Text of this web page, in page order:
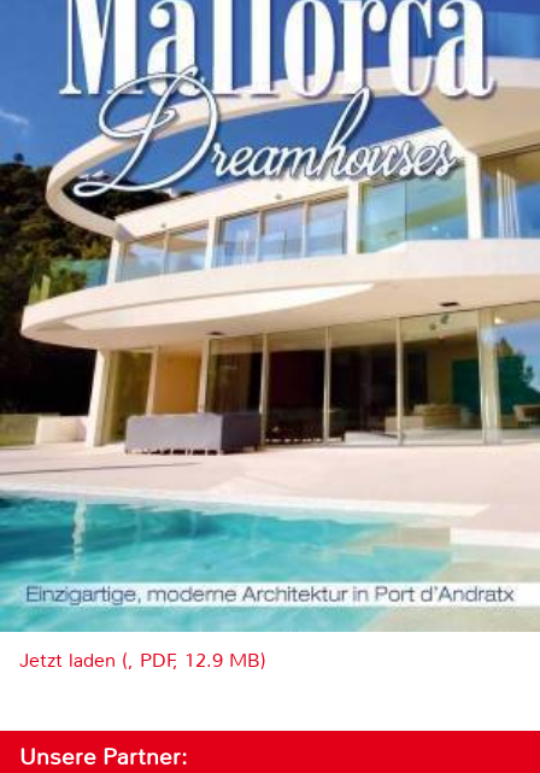
Jetzt laden (, PDF, 12.9 MB)
Unsere Partner: